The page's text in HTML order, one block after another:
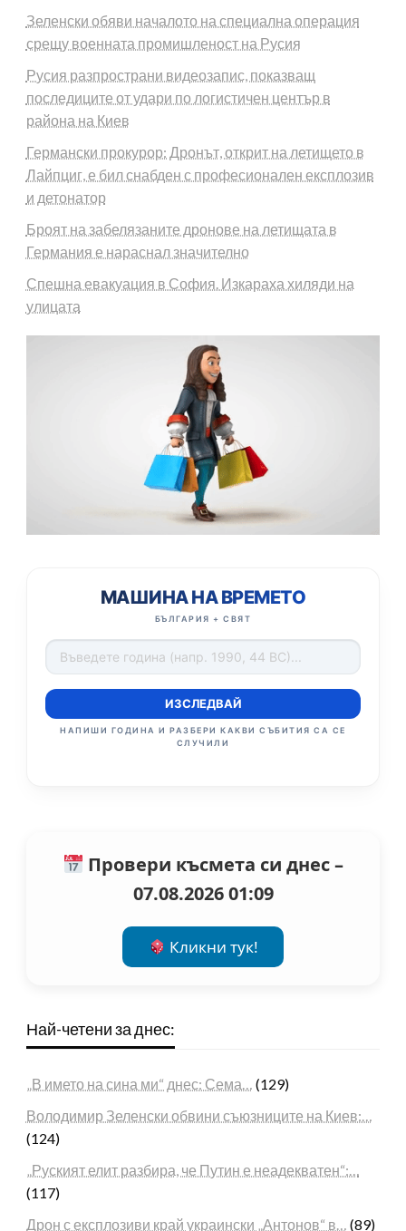
Зеленски обяви началото на специална операция
срещу военната промишленост на Русия
Русия разпространи видеозапис, показващ
последиците от удари по логистичен център в
района на Киев
Германски прокурор: Дронът, открит на летището в
Лайпциг, е бил снабден с професионален експлозив
и детонатор
Броят на забелязаните дронове на летищата в
Германия е нараснал значително
Спешна евакуация в София. Изкараха хиляди на
улицата
МАШИНА НА ВРЕМЕТО
БЪЛГАРИЯ + СВЯТ
ИЗСЛЕДВАЙ
НАПИШИ ГОДИНА И РАЗБЕРИ КАКВИ СЪБИТИЯ СА СЕ
СЛУЧИЛИ
Провери късмета си днес –
07.08.2026 01:09
Кликни тук!
Най-четени за днес:
„В името на сина ми“ днес: Сема… (129)
Володимир Зеленски обвини съюзниците на Киев:…
(124)
„Руският елит разбира, че Путин е неадекватен“:…
(117)
Дрон с експлозиви край украински „Антонов“ в… (89)